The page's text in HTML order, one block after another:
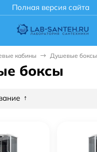
Полная версия сайта
кабины Душевые боксы
боксы